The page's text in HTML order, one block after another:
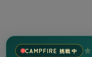
CAMPFIRE 挑戦中